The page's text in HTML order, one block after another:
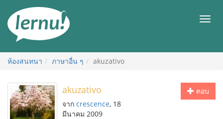
สารบัญ
เมนู
ห้องสนทนา ภาษาอื่น ๆ akuzativo
ตอบ
akuzativo
จาก crescence, 18
มีนาคม 2009